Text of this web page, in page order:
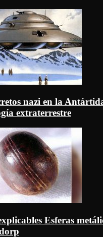
nazi en la
extraterrestre
Esferas